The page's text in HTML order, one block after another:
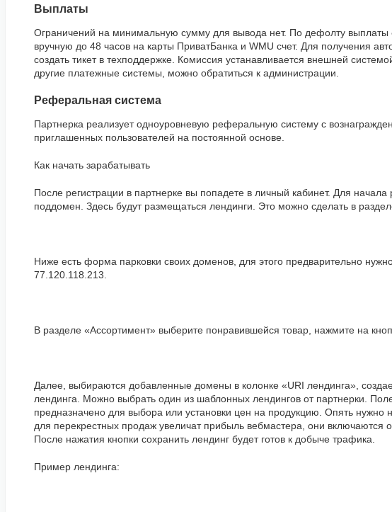
Выплаты
Ограничений на минимальную сумму для вывода нет. По дефолту выплаты
вручную до 48 часов на карты ПриватБанка и WMU счет. Для получения
создать тикет в техподдержке. Комиссия устанавливается внешней
другие платежные системы, можно обратиться к администрации.
Реферальная система
Партнерка реализует одноуровневую реферальную систему с
приглашенных пользователей на постоянной основе.
Как начать зарабатывать
После регистрации в партнерке вы попадете в личный кабинет. Для
поддомен. Здесь будут размещаться лендинги. Это можно сделать в
Ниже есть форма парковки своих доменов, для этого предварительно
77.120.118.213.
В разделе «Ассортимент» выберите понравившейся товар, нажмите на
Далее, выбираются добавленные домены в колонке «URI лендинга»,
лендинга. Можно выбрать один из шаблонных лендингов от партнерки.
предназначено для выбора или установки цен на продукцию. Опять нужно
для перекрестных продаж увеличат прибыль вебмастера, они включаются
После нажатия кнопки сохранить лендинг будет готов к добыче трафика.
Пример лендинга: